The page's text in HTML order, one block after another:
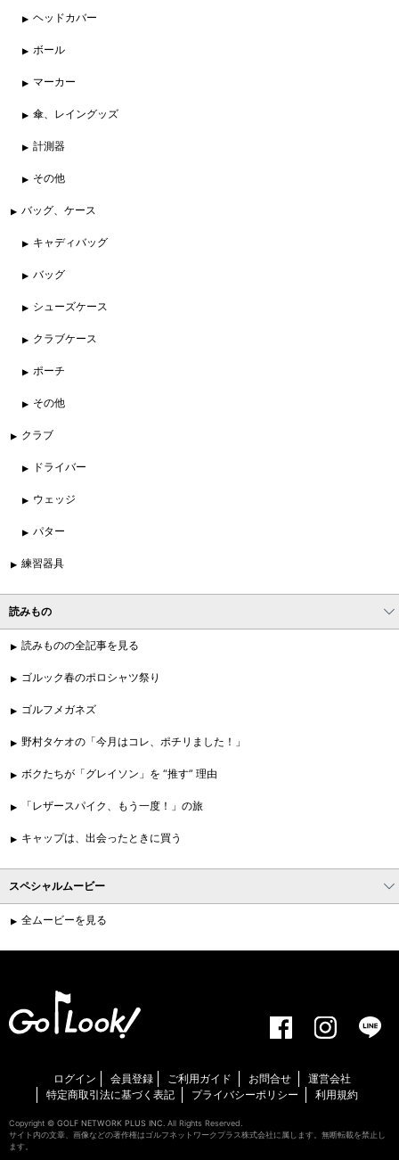
ヘッドカバー
ボール
マーカー
傘、レイングッズ
計測器
その他
バッグ、ケース
キャディバッグ
バッグ
シューズケース
クラブケース
ポーチ
その他
クラブ
ドライバー
ウェッジ
パター
練習器具
読みもの
読みものの全記事を見る
ゴルック春のポロシャツ祭り
ゴルフメガネズ
野村タケオの「今月はコレ、ポチリました！」
ボクたちが「グレイソン」を “推す” 理由
「レザースパイク、もう一度！」の旅
キャップは、出会ったときに買う
スペシャルムービー
全ムービーを見る
ログイン 会員登録 ご利用ガイド お問合せ
運営会社
特定商取引法に基づく表記
プライバシーポリシー 利用規約
Copyright © GOLF NETWORK PLUS INC. All Rights Reserved.
サイト内の文章、画像などの著作権はゴルフネットワークプラス株式会社に属します。無断転載を禁止し
ます。